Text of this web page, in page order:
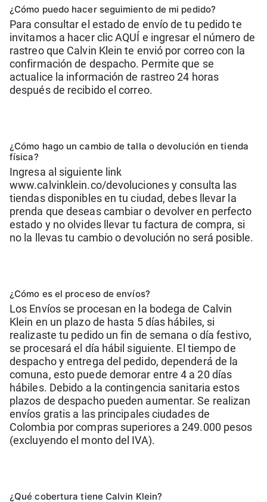
¿Cómo puedo hacer seguimiento de mi pedido?
Para consultar el estado de envío de tu pedido te
invitamos a hacer clic AQUÍ e ingresar el número de
rastreo que Calvin Klein te envió por correo con la
confirmación de despacho. Permite que se
actualice la información de rastreo 24 horas
después de recibido el correo.
¿Cómo hago un cambio de talla o devolución en tienda
física?
Ingresa al siguiente link
www.calvinklein.co/devoluciones y consulta las
tiendas disponibles en tu ciudad, debes llevar la
prenda que deseas cambiar o devolver en perfecto
estado y no olvides llevar tu factura de compra, si
no la llevas tu cambio o devolución no será posible.
¿Cómo es el proceso de envíos?
Los Envíos se procesan en la bodega de Calvin
Klein en un plazo de hasta 5 días hábiles, si
realizaste tu pedido un fin de semana o día festivo,
se procesará el día hábil siguiente. El tiempo de
despacho y entrega del pedido, dependerá de la
comuna, esto puede demorar entre 4 a 20 días
hábiles. Debido a la contingencia sanitaria estos
plazos de despacho pueden aumentar. Se realizan
envíos gratis a las principales ciudades de
Colombia por compras superiores a 249.000 pesos
(excluyendo el monto del IVA).
¿Qué cobertura tiene Calvin Klein?